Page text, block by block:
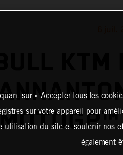
sur « Accepter tous les
sur votre appareil pour
utilisation du site et soutenir nos
également